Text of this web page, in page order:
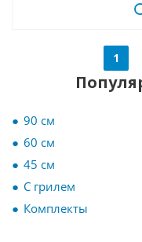
1
90 см
60 см
45 см
С грилем
Комплекты